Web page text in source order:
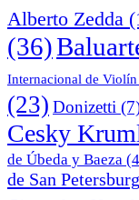
Alberto Zedda
(36)
Internacional de Violín
(23) Donizetti
Cesky
de Úbeda y Baeza
de San